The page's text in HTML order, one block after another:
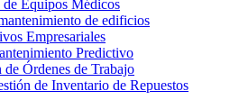
Equipos Médicos
de edificios
Empresariales
Predictivo
Órdenes de Trabajo
de Inventario de Repuestos